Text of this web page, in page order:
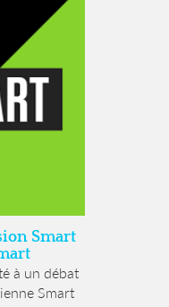
Smart
à un débat
Smart